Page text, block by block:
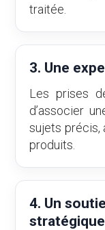
traitée.
3. Une
Les prises
d’associer
sujets précis,
produits.
4. Un